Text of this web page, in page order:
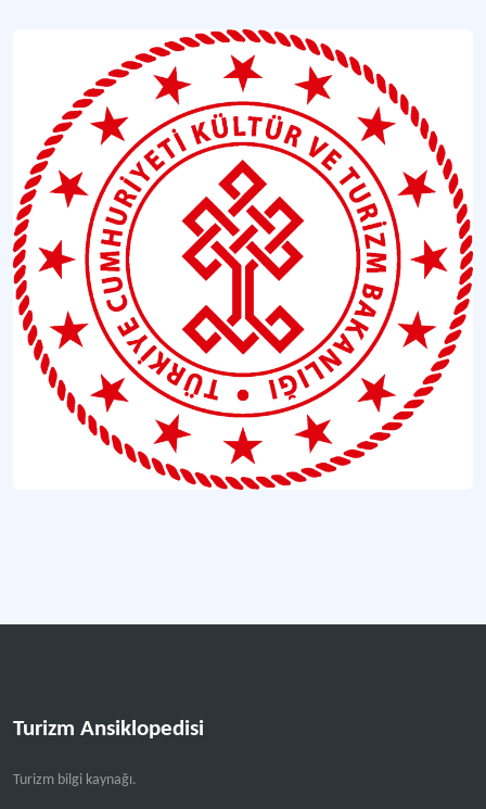
Turizm Ansiklopedisi
Turizm bilgi kaynağı.